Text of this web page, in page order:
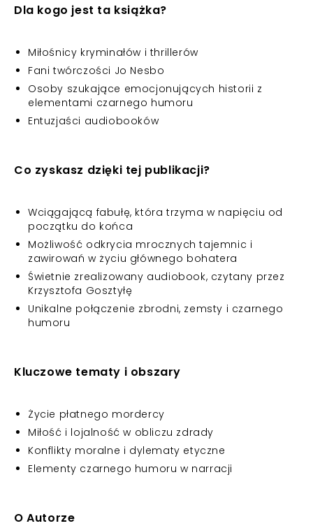
Dla kogo jest ta książka?
Miłośnicy kryminałów i thrillerów
Fani twórczości Jo Nesbo
Osoby szukające emocjonujących historii z
elementami czarnego humoru
Entuzjaści audiobooków
Co zyskasz dzięki tej publikacji?
Wciągającą fabułę, która trzyma w napięciu od
początku do końca
Możliwość odkrycia mrocznych tajemnic i
zawirowań w życiu głównego bohatera
Świetnie zrealizowany audiobook, czytany przez
Krzysztofa Gosztyłę
Unikalne połączenie zbrodni, zemsty i czarnego
humoru
Kluczowe tematy i obszary
Życie płatnego mordercy
Miłość i lojalność w obliczu zdrady
Konflikty moralne i dylematy etyczne
Elementy czarnego humoru w narracji
O Autorze